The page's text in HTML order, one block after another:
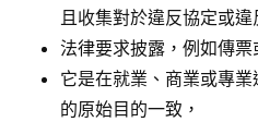
且收集對於違反協定或
法律要求披露，例如傳票
它是在就業、商業或專
的原始目的一致，